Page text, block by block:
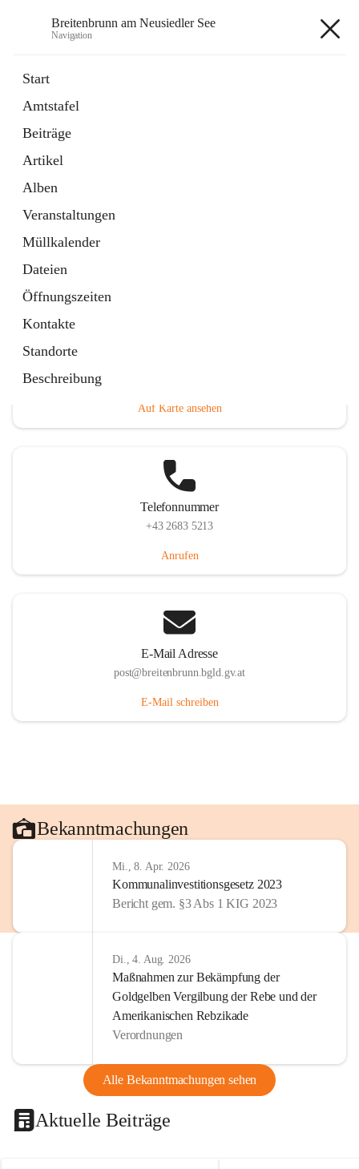
Breitenbrunn am Neusiedler See
Navigation
Start
Amtstafel
Beiträge
Artikel
Alben
Veranstaltungen
Müllkalender
Dateien
Öffnungszeiten
Kontakte
Standorte
Beschreibung
18 Schnellzugriffe
Gemeindeservice
Auf Karte ansehen
Telefonnummer
+43 2683 5213
Anrufen
E-Mail Adresse
post@breitenbrunn.bgld.gv.at
E-Mail schreiben
Bekanntmachungen
Mi., 8. Apr. 2026
Kommunalinvestitionsgesetz 2023
Bericht gem. §3 Abs 1 KIG 2023
Di., 4. Aug. 2026
Maßnahmen zur Bekämpfung der
Goldgelben Vergilbung der Rebe und der
Amerikanischen Rebzikade
Verordnungen
Alle Bekanntmachungen sehen
Aktuelle Beiträge